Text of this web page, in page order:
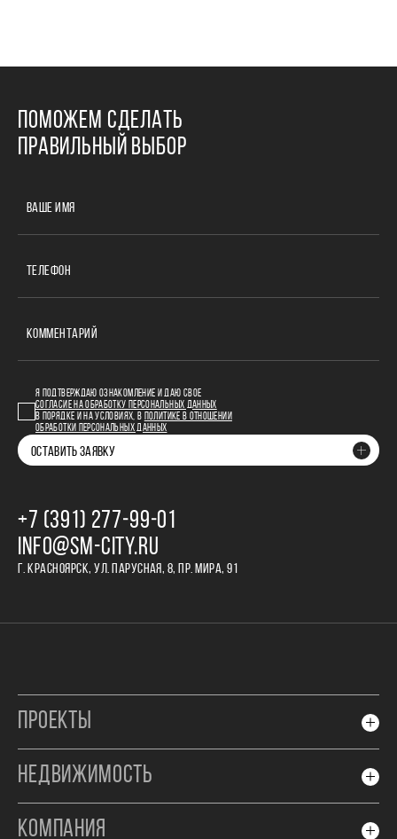
ПОМОЖЕМ СДЕЛАТЬ
ПРАВИЛЬНЫЙ ВЫБОР
ВАШЕ ИМЯ
ТЕЛЕФОН
КОММЕНТАРИЙ
Я ПОДТВЕРЖДАЮ ОЗНАКОМЛЕНИЕ И ДАЮ СВОЕ
СОГЛАСИЕ НА ОБРАБОТКУ ПЕРСОНАЛЬНЫХ ДАННЫХ
В ПОРЯДКЕ И НА УСЛОВИЯХ, В
ПОЛИТИКЕ В ОТНОШЕНИИ
ОБРАБОТКИ ПЕРСОНАЛЬНЫХ ДАННЫХ
ОСТАВИТЬ ЗАЯВКУ
+7 (391) 277‒99‒01
INFO@SM-CITY.RU
Г. КРАСНОЯРСК, УЛ. ПАРУСНАЯ, 8, ПР. МИРА, 91
ПРОЕКТЫ
НЕДВИЖИМОСТЬ
КОМПАНИЯ